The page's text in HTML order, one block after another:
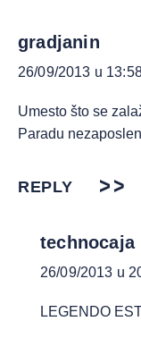
gradjanin
26/09/2013 u
Umesto što se
Paradu
REPLY
technocaja
26/09/2013 u
LEGENDO